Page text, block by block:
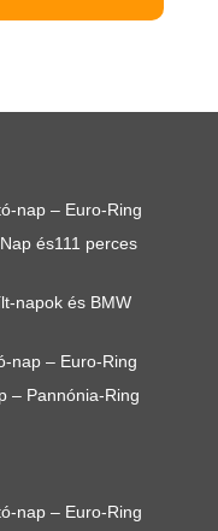
nap – Euro-Ring
és111 perces
napok és BMW
nap – Euro-Ring
– Pannónia-Ring
nap – Euro-Ring